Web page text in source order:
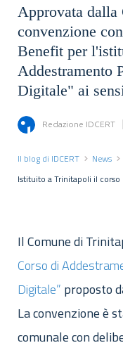
Approvata dalla
convenzione
Benefit per
Addestramento
Digitale" ai
Redazione IDCERT
Il blog di IDCERT
News
Istituito a Trinitapoli il corso
Il Comune di
Corso di
Digitale” proposto
La convenzione è
comunale con